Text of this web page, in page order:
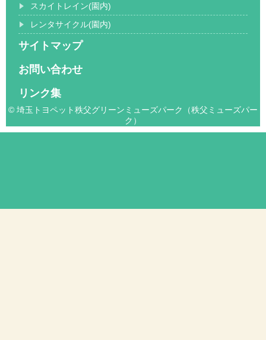
スカイトレイン(園内)
レンタサイクル(園内)
サイトマップ
お問い合わせ
リンク集
© 埼玉トヨペット秩父グリーンミューズパーク（秩父ミューズパー
ク）